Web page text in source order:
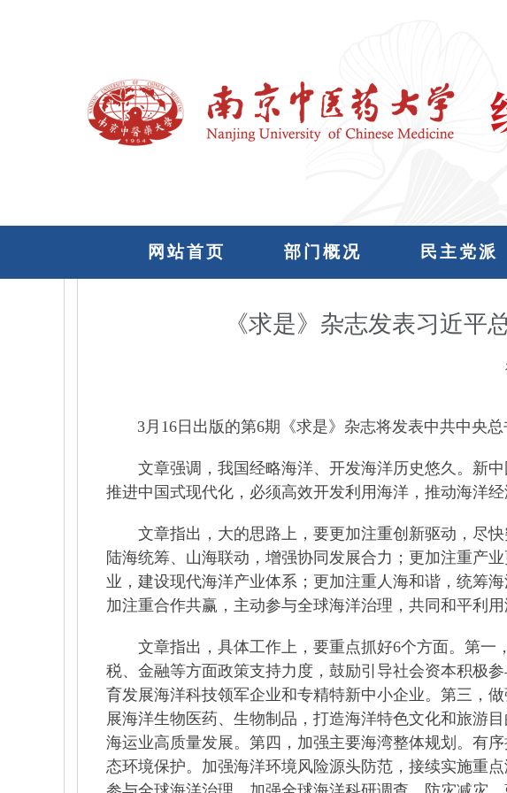
网站首页 部门概况 民主党派
《求是》杂志发表习近平
3月16日出版的第6期《求是》杂志将发表中共中央总
文章强调，我国经略海洋、开发海洋历史悠久。新中
推进中国式现代化，必须高效开发利用海洋，推动海洋
文章指出，大的思路上，要更加注重创新驱动，尽快
陆海统筹、山海联动，增强协同发展合力；更加注重产
业，建设现代海洋产业体系；更加注重人海和谐，统筹
加注重合作共赢，主动参与全球海洋治理，共同和平利
文章指出，具体工作上，要重点抓好6个方面。第一
税、金融等方面政策支持力度，鼓励引导社会资本积极
育发展海洋科技领军企业和专精特新中小企业。第三，
展海洋生物医药、生物制品，打造海洋特色文化和旅游
海运业高质量发展。第四，加强主要海湾整体规划。有
态环境保护。加强海洋环境风险源头防范，接续实施重